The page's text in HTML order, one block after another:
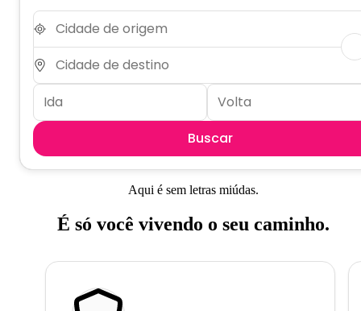
Buscar
Aqui é sem letras miúdas.
É só você vivendo o seu caminho.